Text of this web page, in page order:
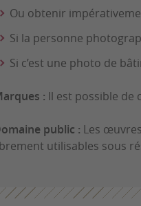
Ou obtenir
Si la personne
Si c’est une photo de
: Il est possible de
public : Les
utilisables sous